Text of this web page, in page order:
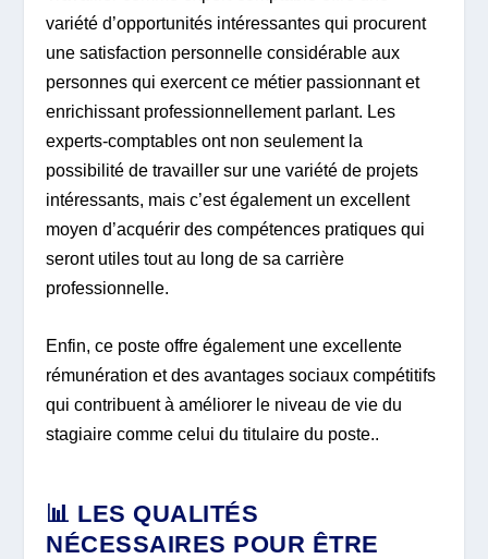
variété d’opportunités intéressantes qui procurent
une satisfaction personnelle considérable aux
personnes qui exercent ce métier passionnant et
enrichissant professionnellement parlant. Les
experts-comptables ont non seulement la
possibilité de travailler sur une variété de projets
intéressants, mais c’est également un excellent
moyen d’acquérir des compétences pratiques qui
seront utiles tout au long de sa carrière
professionnelle.
Enfin, ce poste offre également une excellente
rémunération et des avantages sociaux compétitifs
qui contribuent à améliorer le niveau de vie du
stagiaire comme celui du titulaire du poste..
📊 LES QUALITÉS
NÉCESSAIRES POUR ÊTRE